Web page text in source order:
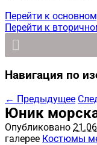
Перейти к
Перейти к
Навигация по
← Предыдущее
Юник
Опубликовано
галерее Костюмы